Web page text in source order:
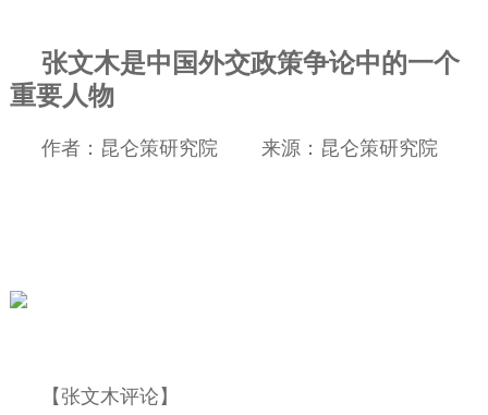
张文木是中国外交政策争论中的一个
重要人物
作者：昆仑策研究院 来源：昆仑策研究院
【张文木评论】